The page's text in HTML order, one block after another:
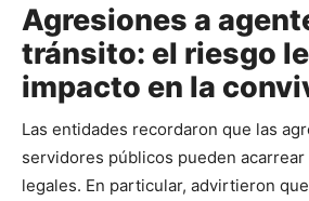
Agresiones a
tránsito: el riesgo
impacto en la
Las entidades recordaron que las
servidores públicos pueden
legales. En particular, advirtieron